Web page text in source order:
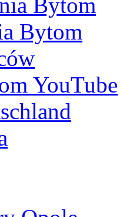
Bytom
YouTube